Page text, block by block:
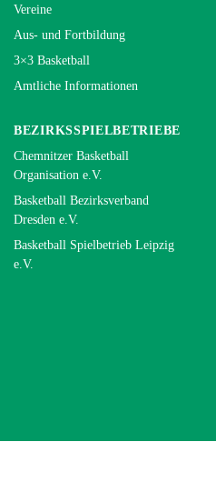
Vereine
Aus- und Fortbildung
3×3 Basketball
Amtliche Informationen
BEZIRKSSPIELBETRIEBE
Chemnitzer Basketball
Organisation e.V.
Basketball Bezirksverband
Dresden e.V.
Basketball Spielbetrieb Leipzig
e.V.